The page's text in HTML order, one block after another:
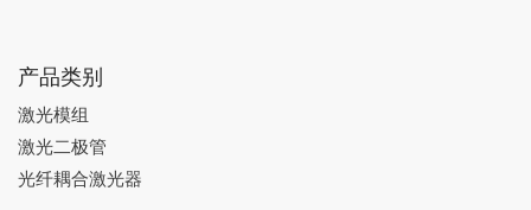
产品类别
激光模组
激光二极管
光纤耦合激光器